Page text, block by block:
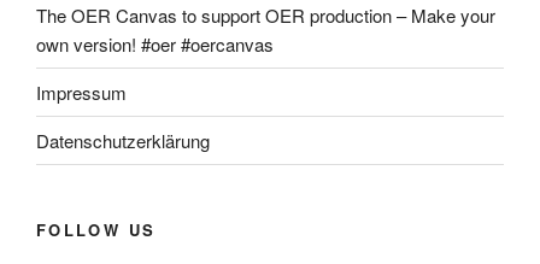
The OER Canvas to support OER production – Make your
own version! #oer #oercanvas
Impressum
Datenschutzerklärung
FOLLOW US